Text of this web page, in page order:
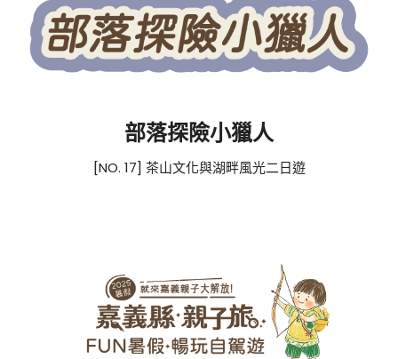
部落探險小獵人
[NO. 17] 茶山文化與湖畔風光二日遊